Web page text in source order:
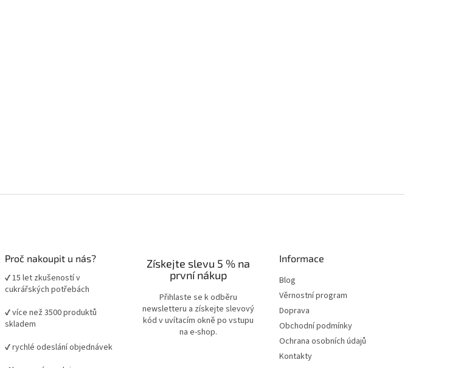
Proč nakoupit u nás?
✔ 15 let zkušeností v
cukrářských potřebách
✔ více než 3500 produktů
skladem
✔ rychlé odeslání objednávek
Získejte slevu 5 % na
první nákup
Přihlaste se k odběru
newsletteru a získejte slevový
kód v uvítacím okně po vstupu
na e-shop.
Informace
Blog
Věrnostní program
Doprava
Obchodní podmínky
Ochrana osobních údajů
Kontakty